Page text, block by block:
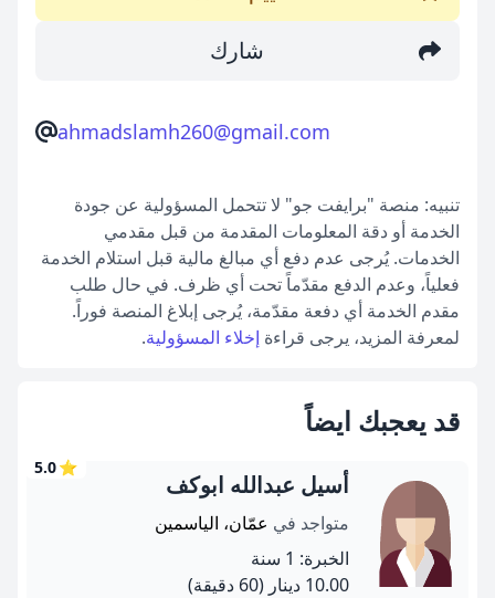
شارك
ahmadslamh260@gmail.com
تنبيه: منصة "برايفت جو" لا تتحمل المسؤولية عن جودة
الخدمة أو دقة المعلومات المقدمة من قبل مقدمي
الخدمات. يُرجى عدم دفع أي مبالغ مالية قبل استلام الخدمة
فعلياً، وعدم الدفع مقدّماً تحت أي ظرف. في حال طلب
مقدم الخدمة أي دفعة مقدّمة، يُرجى إبلاغ المنصة فوراً.
لمعرفة المزيد، يرجى قراءة إخلاء المسؤولية.
قد يعجبك ايضاً
⭐
5.0
أسيل عبدالله ابوكف
متواجد في عمّان، الياسمين
الخبرة: 1 سنة
10.00 دينار
(60 دقيقة)